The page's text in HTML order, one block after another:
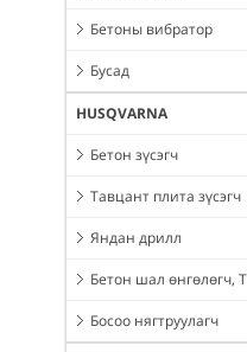
Бетоны вибратор
Бусад
HUSQVARNA
Бетон зүсэгч
Тавцант плита зүсэгч
Яндан дрилл
Бетон шал өнгөлөгч,
Босоо нягтруулагч